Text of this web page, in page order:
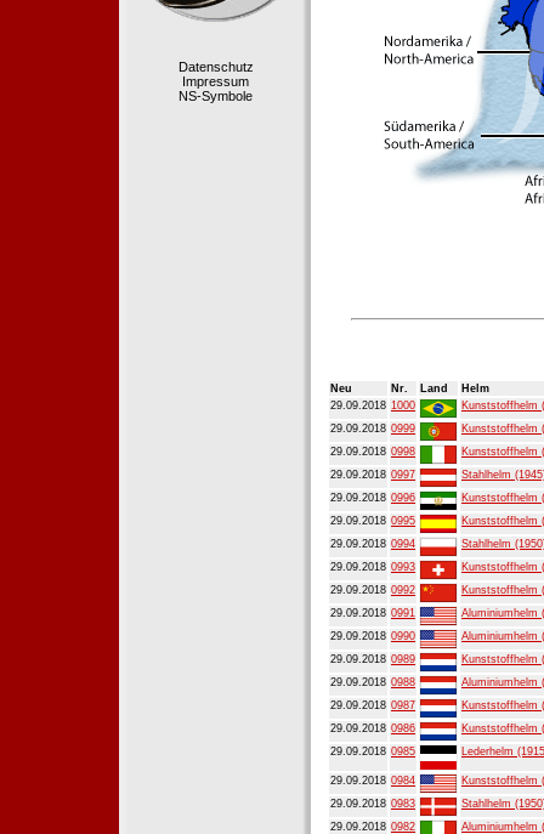
Datenschutz
Impressum
NS-Symbole
Neu Nr. Land
Helm
29.09.2018 1000
Kunststoffhelm
29.09.2018 0999
Kunststoffhelm
29.09.2018 0998
Kunststoffhelm
29.09.2018 0997
Stahlhelm
29.09.2018 0996
Kunststoffhelm
29.09.2018 0995
Kunststoffhelm
29.09.2018 0994
Stahlhelm
29.09.2018 0993
Kunststoffhelm
29.09.2018 0992
Kunststoffhelm
29.09.2018 0991
Aluminiumhelm
29.09.2018 0990
Aluminiumhelm
29.09.2018 0989
Kunststoffhelm
29.09.2018 0988
Aluminiumhelm
29.09.2018 0987
Kunststoffhelm
29.09.2018 0986
Kunststoffhelm
29.09.2018 0985 Lederhelm
29.09.2018 0984
Kunststoffhelm
29.09.2018 0983
Stahlhelm
29.09.2018 0982
Aluminiumhelm